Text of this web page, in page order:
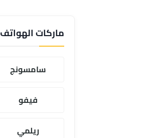
ماركات الهواتف
سامسونج
فيفو
ريلمي